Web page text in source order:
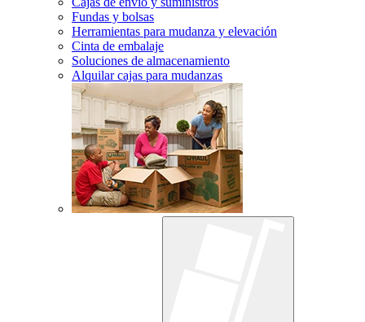
Fundas y bolsas
Herramientas para mudanza y elevación
Cinta de embalaje
Soluciones de almacenamiento
Alquilar cajas para mudanzas